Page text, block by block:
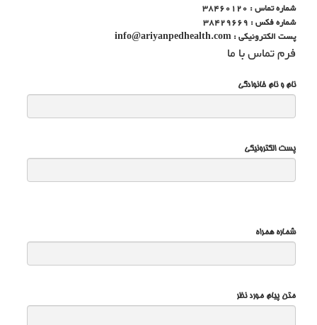
شماره تماس : 38460120
شماره فکس : 38429669
پست الکترونیکی : info@ariyanpedhealth.com
فرم تماس با ما
نام و نام خانوادگی
پست الکترونیکی
شماره همراه
متن پیام مورد نظر